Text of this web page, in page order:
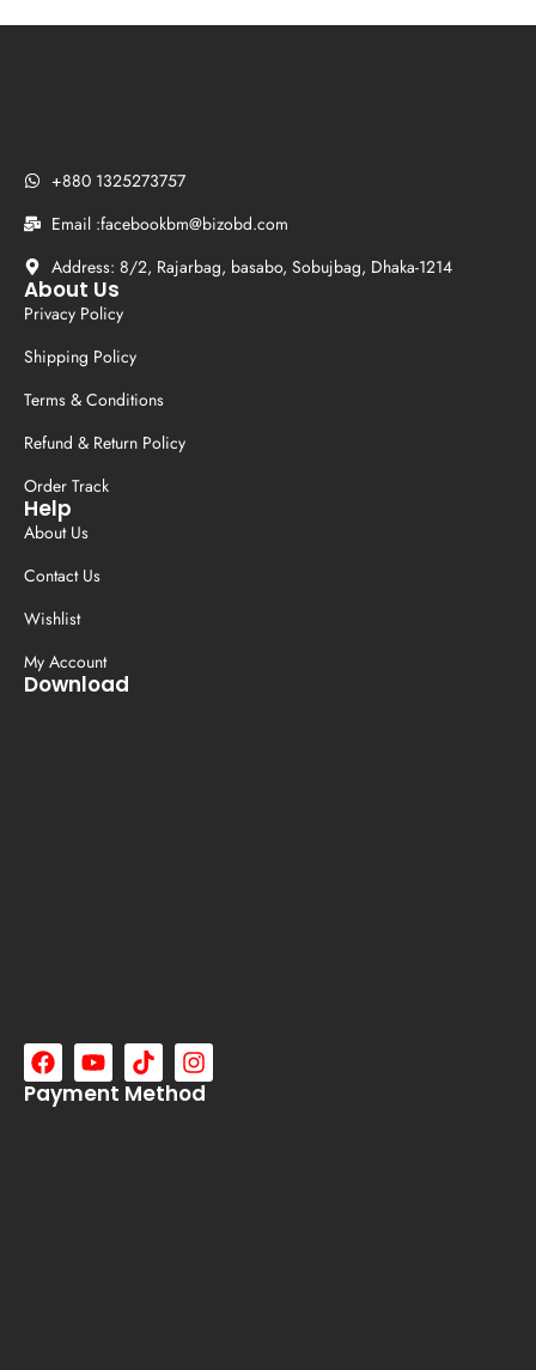
+880 1325273757
Email :facebookbm@bizobd.com
Address: 8/2, Rajarbag, basabo, Sobujbag, Dhaka-1214
About Us
Privacy Policy
Shipping Policy
Terms & Conditions
Refund & Return Policy
Order Track
Help
About Us
Contact Us
Wishlist
My Account
Download
Payment Method